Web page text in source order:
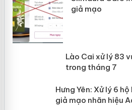
mạo
Hưng Yên: Xử lý